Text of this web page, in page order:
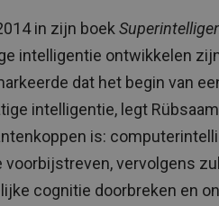
in zijn boek
intelligentie ontwikkelen
dat het begin van
intelligentie, legt Rübsaam
is:
vervolgens
cognitie doorbreken en